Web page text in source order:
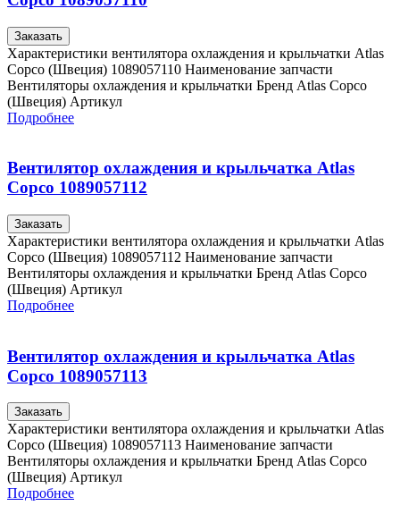
Заказать
Характеристики вентилятора охлаждения и крыльчатки Atlas
Copco (Швеция) 1089057110 Наименование запчасти
Вентиляторы охлаждения и крыльчатки Бренд Atlas Copco
(Швеция) Артикул
Подробнее
Вентилятор охлаждения и крыльчатка Atlas
Copco 1089057112
Заказать
Характеристики вентилятора охлаждения и крыльчатки Atlas
Copco (Швеция) 1089057112 Наименование запчасти
Вентиляторы охлаждения и крыльчатки Бренд Atlas Copco
(Швеция) Артикул
Подробнее
Вентилятор охлаждения и крыльчатка Atlas
Copco 1089057113
Заказать
Характеристики вентилятора охлаждения и крыльчатки Atlas
Copco (Швеция) 1089057113 Наименование запчасти
Вентиляторы охлаждения и крыльчатки Бренд Atlas Copco
(Швеция) Артикул
Подробнее